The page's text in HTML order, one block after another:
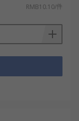
RMB10.10/件